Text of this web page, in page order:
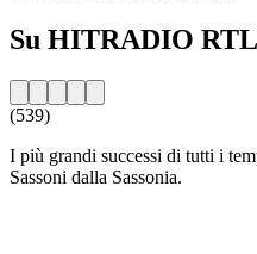
Su HITRADIO
(539)
I più grandi successi di tutti i
Sassoni dalla Sassonia.